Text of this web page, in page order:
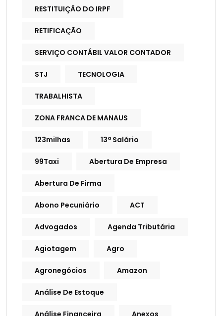
RESTITUIÇÃO DO IRPF
RETIFICAÇÃO
SERVIÇO CONTÁBIL VALOR CONTADOR
STJ TECNOLOGIA
TRABALHISTA
ZONA FRANCA DE MANAUS
123milhas 13ª Salário
99Taxi Abertura De Empresa
Abertura De Firma
Abono Pecuniário ACT
Advogados Agenda Tributária
Agiotagem Agro
Agronegócios Amazon
Análise De Estoque